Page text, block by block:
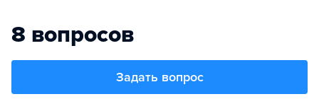
8 вопросов
Задать вопрос